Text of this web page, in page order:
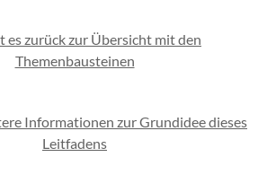
es zurück zur Übersicht mit den
Themenbausteinen
Informationen zur Grundidee dieses
Leitfadens